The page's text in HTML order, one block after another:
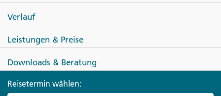
Verlauf
Leistungen & Preise
Downloads & Beratung
Reisetermin wählen: